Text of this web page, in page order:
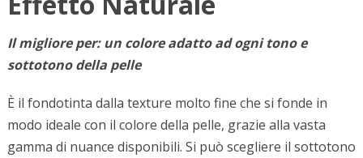
Il migliore per: un colore adatto ad ogni tono e
sottotono della pelle
È il fondotinta dalla texture molto fine che si fonde in
modo ideale con il colore della pelle, grazie alla vasta
gamma di nuance disponibili. Si può scegliere il sottotono